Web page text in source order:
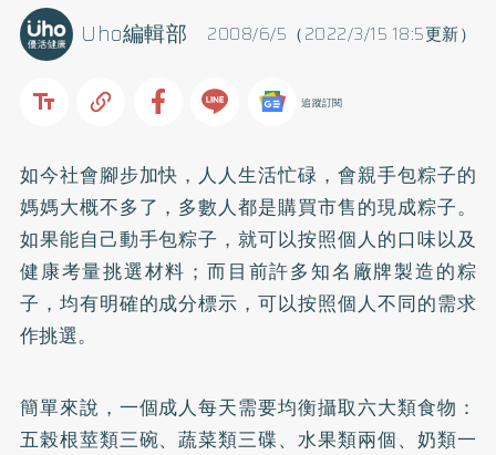
2008/6/5（2022/3/15 18:5更新）
Uho編輯部
追蹤訂閱
如今社會腳步加快，人人生活忙碌，會親手包粽子的
媽媽大概不多了，多數人都是購買市售的現成粽子。
如果能自己動手包粽子，就可以按照個人的口味以及
健康考量挑選材料；而目前許多知名廠牌製造的粽
子，均有明確的成分標示，可以按照個人不同的需求
作挑選。
簡單來說，一個成人每天需要均衡攝取六大類食物：
五榖根莖類三碗、蔬菜類三碟、水果類兩個、奶類一